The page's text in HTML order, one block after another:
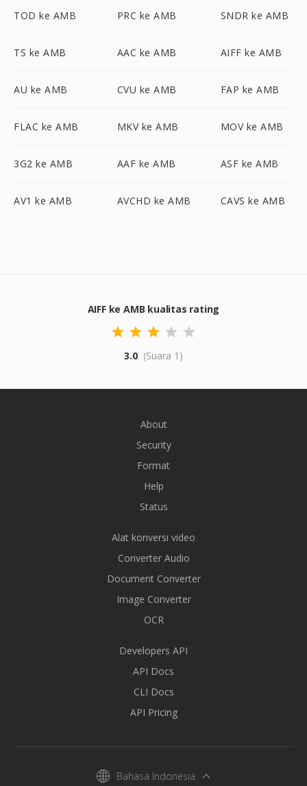
TOD ke AMB PRC ke AMB SNDR ke AMB
TS ke AMB AAC ke AMB AIFF ke AMB
AU ke AMB CVU ke AMB FAP ke AMB
FLAC ke AMB MKV ke AMB MOV ke AMB
3G2 ke AMB AAF ke AMB ASF ke AMB
AV1 ke AMB AVCHD ke AMB CAVS ke AMB
AIFF ke AMB kualitas rating
3.0 (Suara 1)
About
Security
Format
Help
Status
Alat konversi video
Converter Audio
Document Converter
Image Converter
OCR
Developers API
API Docs
CLI Docs
API Pricing
Bahasa Indonesia